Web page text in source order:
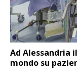
Ad Alessandria
mondo su